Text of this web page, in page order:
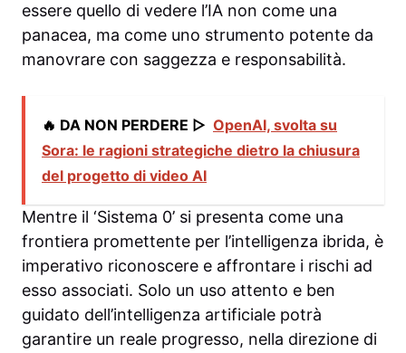
essere quello di vedere l’IA non come una
panacea, ma come uno strumento potente da
manovrare con saggezza e responsabilità.
🔥 DA NON PERDERE ▷ OpenAI, svolta su
Sora: le ragioni strategiche dietro la chiusura
del progetto di video AI
Mentre il ‘Sistema 0’ si presenta come una
frontiera promettente per l’intelligenza ibrida, è
imperativo riconoscere e affrontare i rischi ad
esso associati. Solo un uso attento e ben
guidato dell’intelligenza artificiale potrà
garantire un reale progresso, nella direzione di